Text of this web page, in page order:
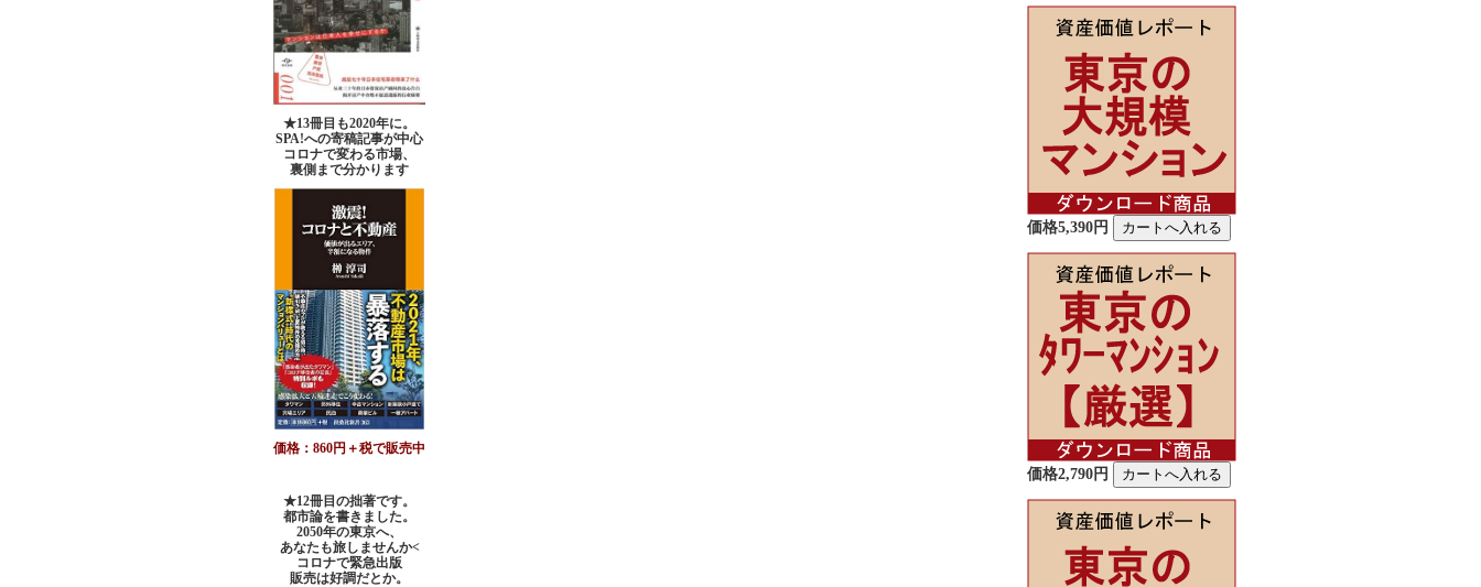
★13冊目も2020年に。
SPA!への寄稿記事が中心
コロナで変わる市場、
裏側まで分かります
価格：860円＋税で販売中
★12冊目の拙著です。
都市論を書きました。
2050年の東京へ、
あなたも旅しませんか<
コロナで緊急出版
販売は好調だとか。
価格5,390円
価格2,790円